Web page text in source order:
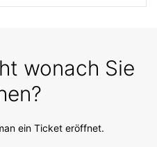
wonach Sie
ein Ticket eröffnet.